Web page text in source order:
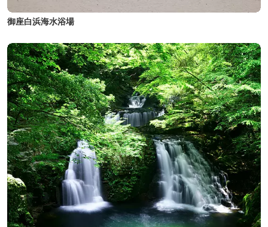
御座白浜海水浴場